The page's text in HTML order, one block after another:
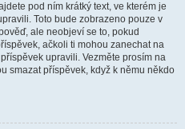
pod ním krátký text, ve kterém je
Toto bude zobrazeno pouze v
ale neobjeví se to, pokud
ačkoli ti mohou zanechat na
upravili. Vezměte prosím na
smazat příspěvek, když k němu někdo